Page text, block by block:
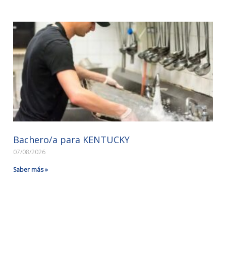
Bachero/a para KENTUCKY
07/08/2026
Saber más »